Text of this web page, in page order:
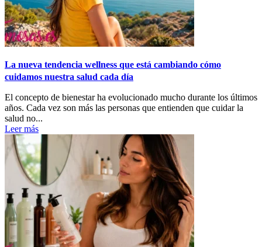
La nueva tendencia wellness que está cambiando cómo
cuidamos nuestra salud cada día
El concepto de bienestar ha evolucionado mucho durante los últimos
años. Cada vez son más las personas que entienden que cuidar la
salud no...
Leer más